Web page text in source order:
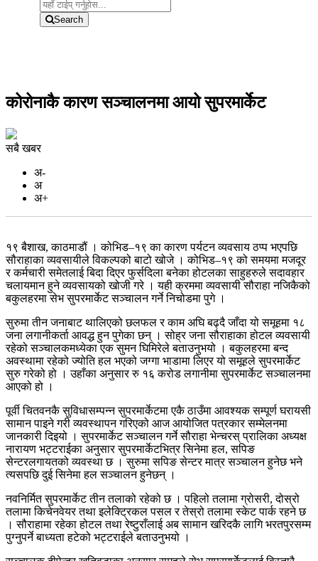
Search
कोरोनाकै कारण सञ्चालनमा आयो सुपरमार्केट
सबै खबर
अ-
अ
अ+
१९ बैशाख, काठमाडौं । कोभिड–१९ का कारण पर्यटन व्यवसाय ठप्प भएपछि
सौराहाका व्यवसायीले विकल्पको बाटो खोजे । कोभिड–१९ को समयमा मजदूर
र कर्मचारी समेतलाई बिदा दिएर फुर्सदिला बनेका होटलका साहुहरुले सदावहार
चलायमान हुने व्यवसायको खोजी गरे । यही क्रममा व्यवसायी सौराहा नजिकैको
बकुलहरमा सेभ सुपरमार्केट सञ्चालन गर्ने निचोडमा पुगे ।
सुरुमा तीन जनाबाट थालिएको छलफल र काम अघि बढ्दै जाँदा यो समूहमा १८
जना लगानीकर्ता आवद्ध हुन पुगेका छन् । सोह्र जना सौराहाका होटल व्यवसायी
रहेको सञ्चालकमध्येका एक सुमन घिमिरेले बताउनुभयो । बकुलहरमा बन्द
अवस्थामा रहेको ज्योति हल भएको जग्गा भाडामा लिएर यो समूहले सुपरमार्केट
सुरु गरेको हो । उहाँका अनुसार रु १६ करोड लगानीमा सुपरमार्केट सञ्चालनमा
आएको हो ।
पूर्वी चितवनकै सुविधासम्पन्न सुपरमार्केटमा एकै ठाउँमा आवश्यक सम्पूर्ण घरायसी
सामान पाइने गरी व्यवस्थापन गरिएको आज आयोजित पत्रकार सम्मेलनमा
जानकारी दिइयो । सुपरमार्केट सञ्चालन गर्ने सौराहा भेन्चरस् प्रालिका अध्यक्ष
नारायण भट्टराईका अनुसार सुपरमार्केटभित्र सिनेमा हल, सपिङ
सेन्टरलगायतको व्यवस्था छ । सुरुमा सपिङ सेन्टर मात्र सञ्चालन हुनेछ भने
त्यसपछि दुई सिनेमा हल सञ्चालन हुनेछन् ।
नवनिर्मित सुपरमार्केट तीन तलाको रहेको छ । पहिलो तलामा ग्रोसरी, दोस्रो
तलामा किचेनवेयर तथा इलेक्ट्रिकल पसल र तेस्रो तलामा स्केट पार्क रहने छ
। सौराहामा रहेका होटल तथा रेष्टुराँलाई अब सामान खरिदकै लागि भरतपुरसम्म
पुग्नुपर्ने बाध्यता हटेको भट्टराईले बताउनुभयो ।